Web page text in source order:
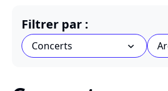
Filtrer par :
Concerts chevron_bot